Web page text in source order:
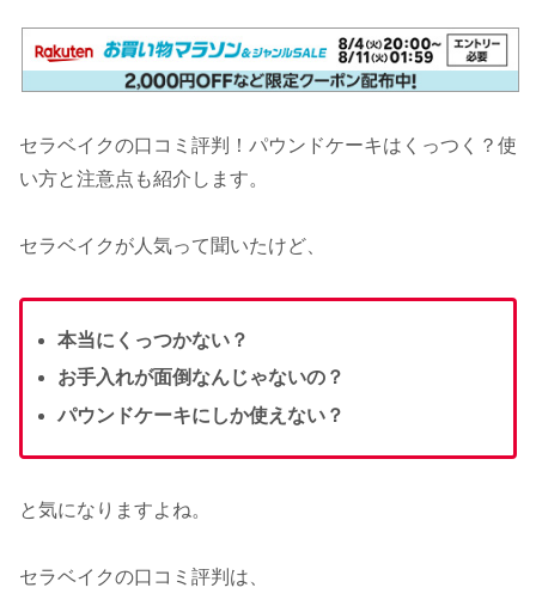
セラベイクの口コミ評判！パウンドケーキはくっつく？使
い方と注意点も紹介します。
セラベイクが人気って聞いたけど、
本当にくっつかない？
お手入れが面倒なんじゃないの？
パウンドケーキにしか使えない？
と気になりますよね。
セラベイクの口コミ評判は、